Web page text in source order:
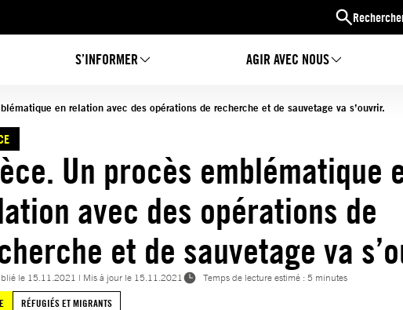
S’INFORMER AGIR AVEC NOUS
en relation avec des opérations de recherche et de sauvetage va s’ouvrir.
Un procès emblématique
avec des opérations de
et de sauvetage va
le 15.11.2021 | Mis à jour le 15.11.2021
Temps de lecture estimé : 5 minutes
RÉFUGIÉS ET MIGRANTS